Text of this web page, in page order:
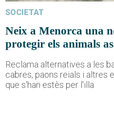
SOCIETAT
Neix a Menorca una
protegir els animals
Reclama alternatives a les
cabres, paons reials i altres
que s'han estès per l'illa